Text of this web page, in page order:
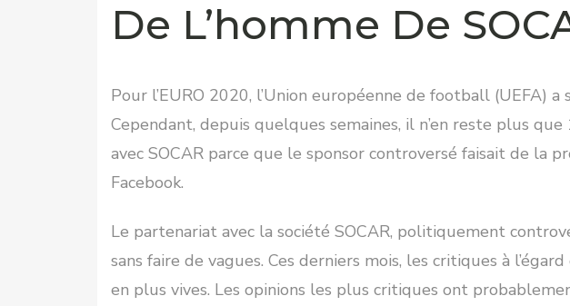
De L’homme De
Pour l’EURO 2020, l’Union européenne de football (UEFA) a
Cependant, depuis quelques semaines, il n’en reste plus que
avec SOCAR parce que le sponsor controversé faisait de la
Facebook.
Le partenariat avec la société SOCAR, politiquement
sans faire de vagues. Ces derniers mois, les critiques à
en plus vives. Les opinions les plus critiques ont